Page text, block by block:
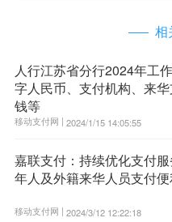
相
人行江苏省分行2024年工
字人民币、支付机构、来
钱等
移动支付网 | 2024/1/15 14:05:55
嘉联支付：持续优化支付
年人及外籍来华人员支付
移动支付网 | 2024/3/12 12:22:18